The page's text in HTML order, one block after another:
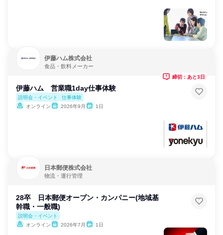
伊藤ハム株式会社
食品・飲料メーカー
伊藤ハム 営業職1day仕事体験
説明会・イベント
仕事体験
オンライン
2026年9月 1日
締切：あと3日
日本郵便株式会社
物流・運行管理
28卒 日本郵便オープン・カンパニー(地域基
幹職・一般職)
説明会・イベント
オンライン
2026年7月 1日